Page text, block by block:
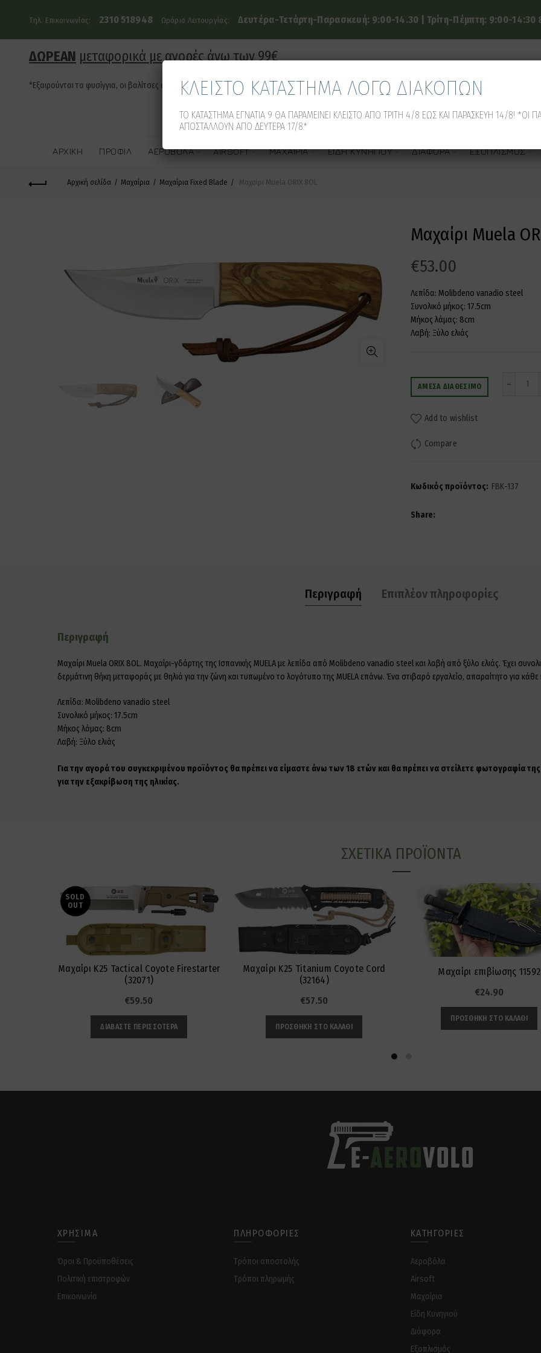
Τηλ. Επικοινωνίας: 2310 518948 Ωράριο Λειτουργίας: Δευτέρα-Τετάρτη-Παρασκευή: 9:00-14.30 | Τρίτη-Πέμπτη: 9:00-14:30
ΔΩΡΕΑΝ μεταφορικά με αγορές άνω των 99€
*Εξαιρούνται τα φυσίγγια, οι βαλίτσες όπλων και τα οπλοκιβώτια
ΑΡΧΙΚΉ ΠΡΟΦΊΛ ΑΕΡΟΒΌΛΑ AIRSOFT ΜΑΧΑΊΡΙΑ ΕΊΔΗ ΚΥΝΗΓΙΟΎ ΔΙΆΦΟΡΑ ΕΞΟΠΛΙΣΜΌΣ
Αρχική σελίδα Μαχαίρια Μαχαίρια Fixed Blade Μαχαίρι Muela ORIX 8OL
Μαχαίρι Muela
€53.00
Λεπίδα: Molibdeno vanadio steel
Συνολικό μήκος: 17.5cm
Μήκος λάμας: 8cm
Λαβή: Ξύλο ελιάς
ΆΜΕΣΑ ΔΙΑΘΈΣΙΜΟ
Add to wishlist
Compare
Κωδικός προϊόντος: FBK-137
Share
Περιγραφή Επιπλέον πληροφορίες
Περιγραφή
Μαχαίρι Muela ORIX 8OL. Μαχαίρι-γδάρτης της Ισπανικής MUELA με λεπίδα από Molibdeno vanadio steel και λαβή από ξύλο ελιάς. Έχει
δερμάτινη θήκη μεταφοράς με θηλιά για την ζώνη και τυπωμένο το λογότυπο της MUELA επάνω. Ένα στιβαρό εργαλείο, απαραίτητο για κάθε
Λεπίδα: Molibdeno vanadio steel
Συνολικό μήκος: 17.5cm
Μήκος λάμας: 8cm
Λαβή: Ξύλο ελιάς
Για την αγορά του συγκεκριμένου προϊόντος θα πρέπει να είμαστε άνω των 18 ετών και θα πρέπει να στείλετε φωτογραφία
για την εξακρίβωση της ηλικίας.
ΣΧΕΤΙΚΆ ΠΡΟΪΌΝΤΑ
SOLD
OUT
Μαχαίρι K25 Tactical Coyote Firestarter
(32071)
€59.50
ΔΙΑΒΆΣΤΕ ΠΕΡΙΣΣΌΤΕΡΑ
Μαχαίρι K25 Titanium Coyote Cord
(32164)
€57.50
ΠΡΟΣΘΉΚΗ ΣΤΟ ΚΑΛΆΘΙ
Μαχαίρι επιβίωσης 11592
€24.90
ΠΡΟΣΘΉΚΗ ΣΤΟ ΚΑΛΆΘΙ
ΧΡΉΣΙΜΑ
Όροι & Προϋποθέσεις
Πολιτική επιστροφών
Επικοινωνία
ΠΛΗΡΟΦΟΡΊΕΣ
Tρόποι αποστολής
Tρόποι πληρωμής
ΚΑΤΗΓΟΡΊΕΣ
Αεροβόλα
Airsoft
Μαχαίρια
Είδη Κυνηγιού
Διάφορα
Eξοπλισμός
ΚΛΕΙΣΤΟ ΚΑΤΑΣΤΗΜΑ ΛΟΓΩ ΔΙΑΚΟΠΩΝ
ΤΟ ΚΑΤΑΣΤΗΜΑ ΕΓΝΑΤΙΑ 9 ΘΑ ΠΑΡΑΜΕΙΝΕΙ ΚΛΕΙΣΤΟ ΑΠΟ ΤΡΙΤΗ 4/8 ΕΩΣ ΚΑΙ ΠΑΡΑΣΚΕΥΗ 14/8! *ΟΙ
ΑΠΟΣΤΑΛΛΟΥΝ ΑΠΟ ΔΕΥΤΕΡΑ 17/8*